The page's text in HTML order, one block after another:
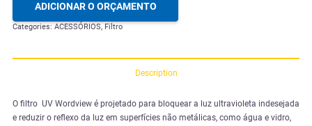
ADICIONAR O ORÇAMENTO
Categories: ACESSÓRIOS, Filtro
Description
O filtro UV Wordview é projetado para bloquear a luz ultravioleta indesejada
e reduzir o reflexo da luz em superfícies não metálicas, como água e vidro,